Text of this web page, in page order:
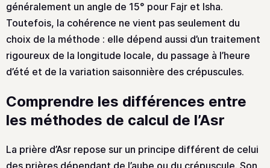
généralement un angle de 15° pour Fajr et Isha.
Toutefois, la cohérence ne vient pas seulement du
choix de la méthode : elle dépend aussi d’un traitement
rigoureux de la longitude locale, du passage à l’heure
d’été et de la variation saisonnière des crépuscules.
Comprendre les différences entre
les méthodes de calcul de l’Asr
La prière d’Asr repose sur un principe différent de celui
des prières dépendant de l’aube ou du crépuscule. Son